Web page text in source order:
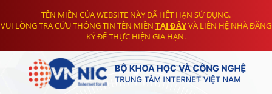
TÊN MIỀN CỦA WEBSITE NÀY ĐÃ HẾT HẠN SỬ DỤNG.
VUI LÒNG TRA CỨU THÔNG TIN TÊN MIỀN TẠI ĐÂYVÀ LIÊN HỆ NHÀ ĐĂNG
KÝ ĐỂ THỰC HIỆN GIA HẠN.